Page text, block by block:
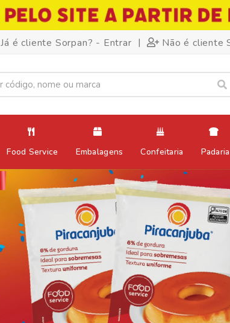
Já é cliente Sorpan? - Entrar | Não é cliente
Food Service Embalagens Confeitaria Padaria